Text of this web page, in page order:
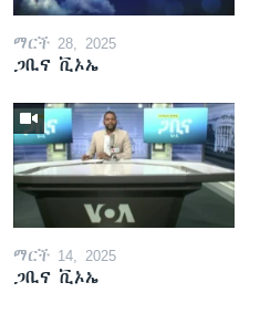
ማርች 28, 2025
ጋቢና ቪኦኤ
ማርች 14, 2025
ጋቢና ቪኦኤ